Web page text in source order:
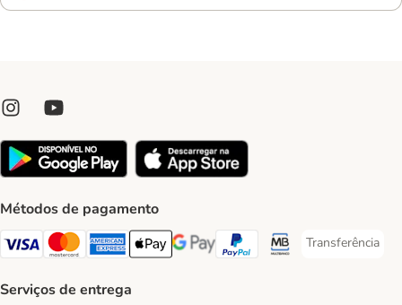
Métodos de pagamento
Visa Payment Method
Mastercard Payment Method
American Express Payment Method
Apple Pay Payment Method
Google Pay Payment Method
PayPal Payment Method
Multibanco Payment
Transferência
Transferência
Serviços de entrega